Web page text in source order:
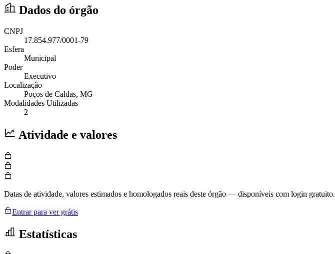
Dados do órgão
CNPJ
17.854.977/0001-79
Esfera
Municipal
Poder
Executivo
Localização
Poços de Caldas, MG
Modalidades Utilizadas
2
Atividade e valores
Datas de atividade, valores estimados e homologados reais deste órgão — disponíveis com login gratuito.
Entrar para ver grátis
Estatísticas